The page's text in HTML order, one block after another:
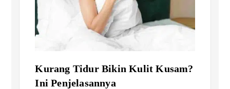
Kurang Tidur Bikin Kulit Kusam?
Ini Penjelasannya